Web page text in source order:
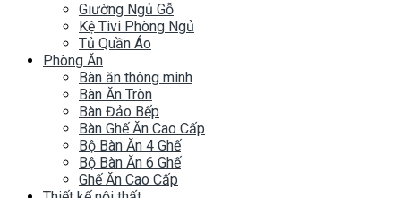
Giường Ngủ Gỗ
Kệ Tivi Phòng Ngủ
Tủ Quần Áo
Phòng Ăn
Bàn ăn thông minh
Bàn Ăn Tròn
Bàn Đảo Bếp
Bàn Ghế Ăn Cao Cấp
Bộ Bàn Ăn 4 Ghế
Bộ Bàn Ăn 6 Ghế
Ghế Ăn Cao Cấp